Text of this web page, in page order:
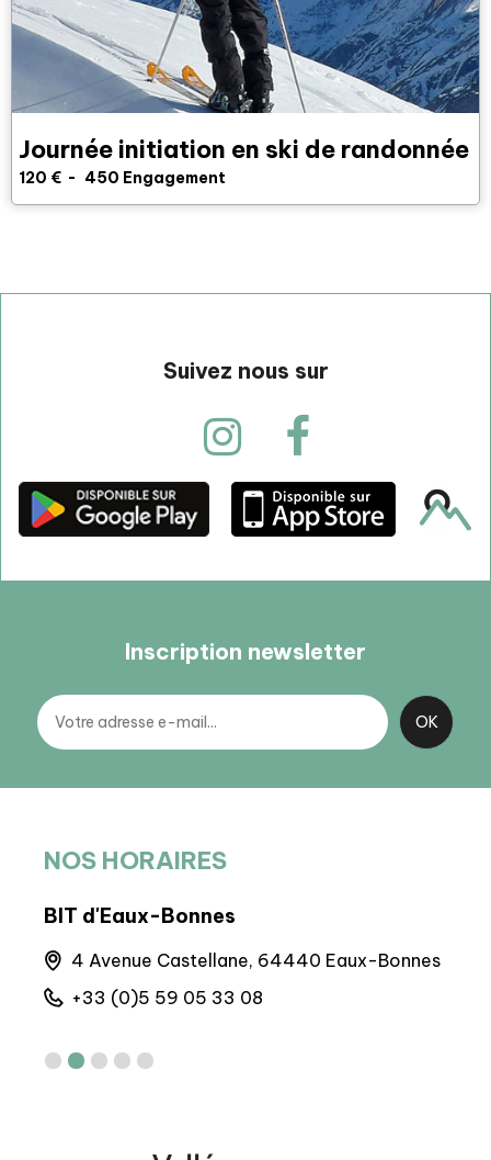
Journée initiation en ski de randonnée
120 € 450 Engagement
Suivez nous sur
Inscription newsletter
NOS HORAIRES
BIT d'Eaux-Bonnes
4 Avenue Castellane, 64440 Eaux-Bonnes
+33 (0)5 59 05 33 08